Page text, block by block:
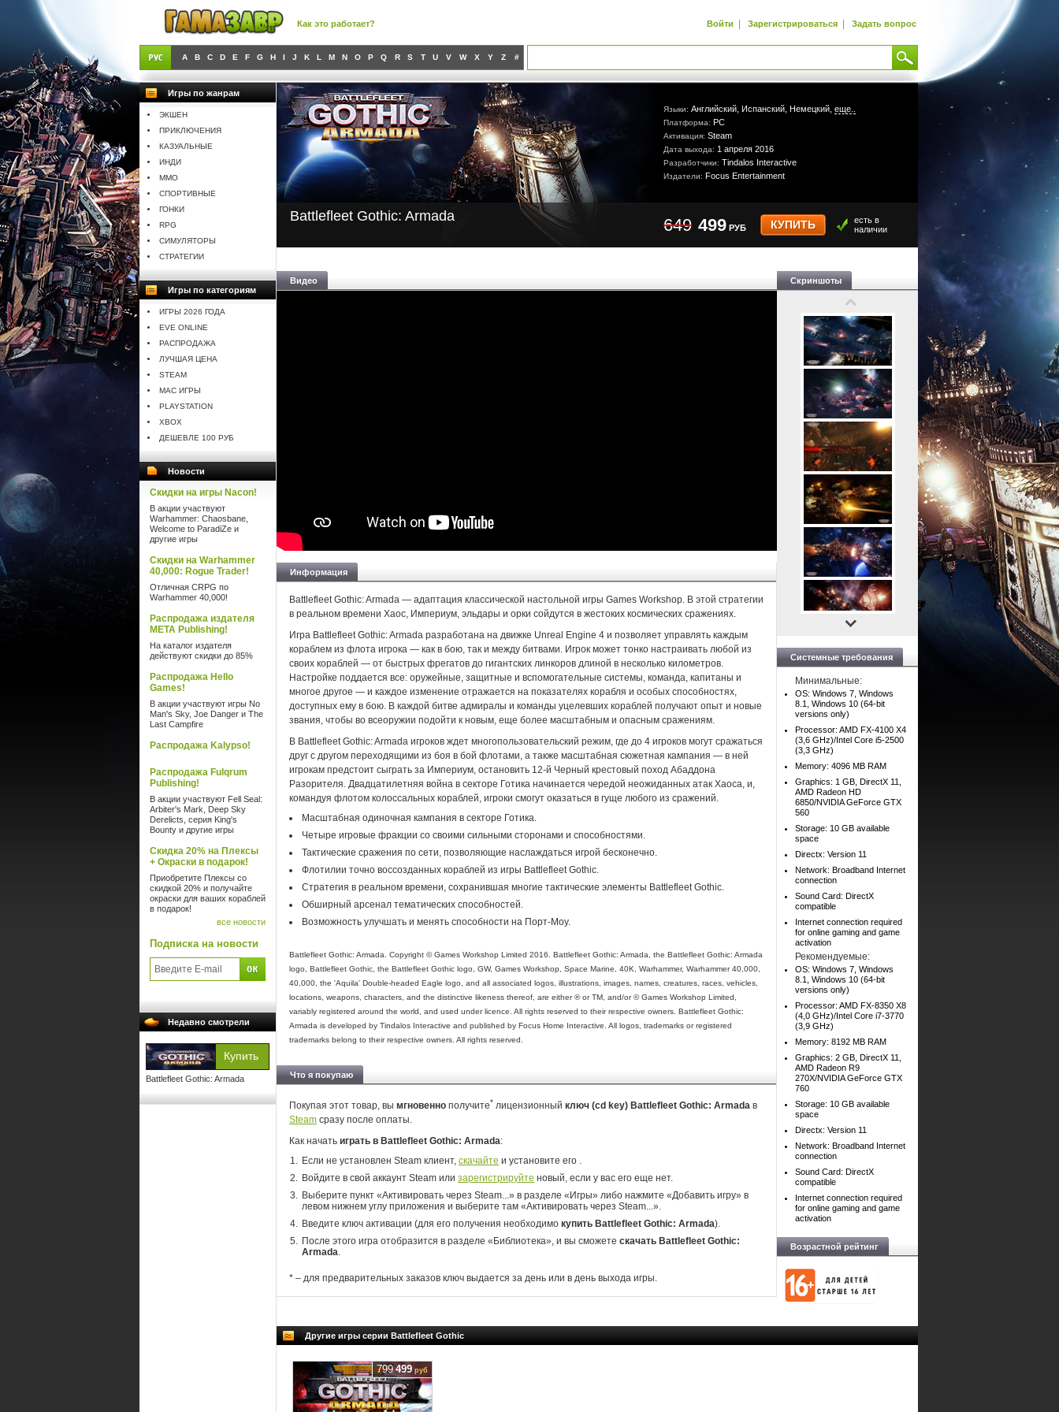
Как это работает? Войти | Зарегистрироваться | Задать вопрос
A B C D E F G H I J K L M N O P Q R S T U V W X Y Z #
Игры по жанрам
ЭКШЕН
ПРИКЛЮЧЕНИЯ
КАЗУАЛЬНЫЕ
ИНДИ
MMO
СПОРТИВНЫЕ
ГОНКИ
RPG
СИМУЛЯТОРЫ
СТРАТЕГИИ
Игры по категориям
ИГРЫ 2026 ГОДА
EVE ONLINE
РАСПРОДАЖА
ЛУЧШАЯ ЦЕНА
STEAM
MAC ИГРЫ
PLAYSTATION
XBOX
ДЕШЕВЛЕ 100 РУБ
Новости
Скидки на игры Nacon!
В акции участвуют
Warhammer: Chaosbane,
Welcome to ParadiZe и
другие игры
Скидки на Warhammer
40,000: Rogue Trader!
Отличная CRPG по
Warhammer 40,000!
Распродажа издателя
META Publishing!
На каталог издателя
действуют скидки до 85%
Распродажа Hello
Games!
В акции участвуют игры No
Man's Sky, Joe Danger и The
Last Campfire
Распродажа Kalypso!
Распродажа Fulqrum
Publishing!
В акции участвуют Fell Seal:
Arbiter's Mark, Deep Sky
Derelicts, серия King's
Bounty и другие игры
Скидка 20% на Плексы
+ Окраски в подарок!
Приобретите Плексы со
скидкой 20% и получайте
окраски для ваших кораблей
в подарок!
все новости
Подписка на новости
Недавно смотрели
Battlefleet Gothic: Armada
Языки: Английский, Испанский, Немецкий, еще..
Платформа: PC
Активация: Steam
Дата выхода: 1 апреля 2016
Разработчики: Tindalos Interactive
Издатели: Focus Entertainment
Battlefleet Gothic: Armada 649 499 РУБ КУПИТЬ
есть в
наличии
Видео
Информация
Battlefleet Gothic: Armada — адаптация классической настольной игры Games Workshop. В этой стратегии
в реальном времени Хаос, Империум, эльдары и орки сойдутся в жестоких космических сражениях.
Игра Battlefleet Gothic: Armada разработана на движке Unreal Engine 4 и позволяет управлять каждым
кораблем из флота игрока — как в бою, так и между битвами. Игрок может тонко настраивать любой из
своих кораблей — от быстрых фрегатов до гигантских линкоров длиной в несколько километров.
Настройке поддается все: оружейные, защитные и вспомогательные системы, команда, капитаны и
многое другое — и каждое изменение отражается на показателях корабля и особых способностях,
доступных ему в бою. В каждой битве адмиралы и команды уцелевших кораблей получают опыт и новые
звания, чтобы во всеоружии подойти к новым, еще более масштабным и опасным сражениям.
В Battlefleet Gothic: Armada игроков ждет многопользовательский режим, где до 4 игроков могут сражаться
друг с другом переходящими из боя в бой флотами, а также масштабная сюжетная кампания — в ней
игрокам предстоит сыграть за Империум, остановить 12-й Черный крестовый поход Абаддона
Разорителя. Двадцатилетняя война в секторе Готика начинается чередой неожиданных атак Хаоса, и,
командуя флотом колоссальных кораблей, игроки смогут оказаться в гуще любого из сражений.
Масштабная одиночная кампания в секторе Готика.
Четыре игровые фракции со своими сильными сторонами и способностями.
Тактические сражения по сети, позволяющие наслаждаться игрой бесконечно.
Флотилии точно воссозданных кораблей из игры Battlefleet Gothic.
Стратегия в реальном времени, сохранившая многие тактические элементы Battlefleet Gothic.
Обширный арсенал тематических способностей.
Возможность улучшать и менять способности на Порт-Моу.
Battlefleet Gothic: Armada. Copyright © Games Workshop Limited 2016. Battlefleet Gothic: Armada, the Battlefleet Gothic: Armada
logo, Battlefleet Gothic, the Battlefleet Gothic logo, GW, Games Workshop, Space Marine, 40K, Warhammer, Warhammer 40,000,
40,000, the 'Aquila' Double-headed Eagle logo, and all associated logos, illustrations, images, names, creatures, races, vehicles,
locations, weapons, characters, and the distinctive likeness thereof, are either ® or TM, and/or © Games Workshop Limited,
variably registered around the world, and used under licence. All rights reserved to their respective owners. Battlefleet Gothic:
Armada is developed by Tindalos Interactive and published by Focus Home Interactive. All logos, trademarks or registered
trademarks belong to their respective owners. All rights reserved.
Что я покупаю
Покупая этот товар, вы мгновенно получите* лицензионный ключ (cd key) Battlefleet Gothic: Armada в
Steam сразу после оплаты.
Как начать играть в Battlefleet Gothic: Armada:
Если не установлен Steam клиент, скачайте и установите его .
Войдите в свой аккаунт Steam или зарегистрируйте новый, если у вас его еще нет.
Выберите пункт «Активировать через Steam...» в разделе «Игры» либо нажмите «Добавить игру» в
левом нижнем углу приложения и выберите там «Активировать через Steam...».
Введите ключ активации (для его получения необходимо купить Battlefleet Gothic: Armada).
После этого игра отобразится в разделе «Библиотека», и вы сможете скачать Battlefleet Gothic:
Armada.
* – для предварительных заказов ключ выдается за день или в день выхода игры.
Скриншоты
Системные требования
Минимальные:
OS: Windows 7, Windows
8.1, Windows 10 (64-bit
versions only)
Processor: AMD FX-4100 X4
(3,6 GHz)/Intel Core i5-2500
(3,3 GHz)
Memory: 4096 MB RAM
Graphics: 1 GB, DirectX 11,
AMD Radeon HD
6850/NVIDIA GeForce GTX
560
Storage: 10 GB available
space
Directx: Version 11
Network: Broadband Internet
connection
Sound Card: DirectX
compatible
Internet connection required
for online gaming and game
activation
Рекомендуемые:
OS: Windows 7, Windows
8.1, Windows 10 (64-bit
versions only)
Processor: AMD FX-8350 X8
(4,0 GHz)/Intel Core i7-3770
(3,9 GHz)
Memory: 8192 MB RAM
Graphics: 2 GB, DirectX 11,
AMD Radeon R9
270X/NVIDIA GeForce GTX
760
Storage: 10 GB available
space
Directx: Version 11
Network: Broadband Internet
connection
Sound Card: DirectX
compatible
Internet connection required
for online gaming and game
activation
Возрастной рейтинг
Другие игры серии Battlefleet Gothic
799 499 руб